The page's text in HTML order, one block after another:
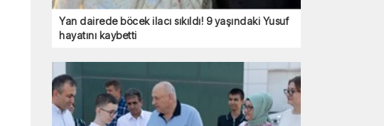
Yan dairede böcek ilacı sıkıldı! 9 yaşındaki Yusuf
hayatını kaybetti